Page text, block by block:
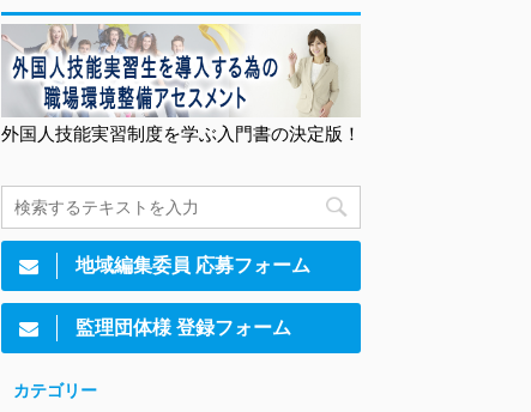
外国人技能実習制度を学ぶ入門書の決定版！
地域編集委員 応募フォーム
監理団体様 登録フォーム
カテゴリー